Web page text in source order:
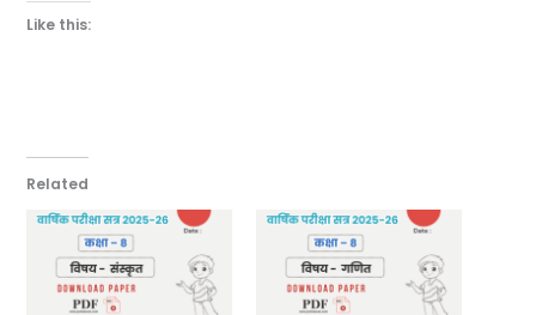
Like this:
Related